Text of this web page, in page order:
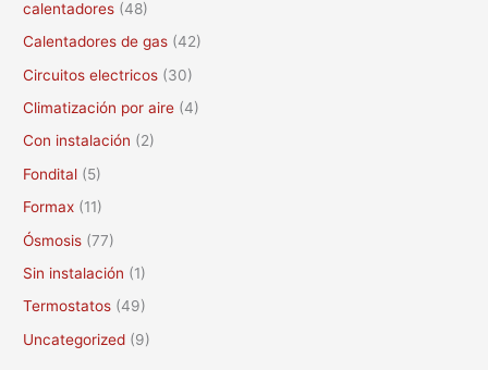
r
:
calentadores (48)
Calentadores de gas (42)
Circuitos electricos (30)
Climatización por aire (4)
Con instalación (2)
Fondital (5)
Formax (11)
Ósmosis (77)
Sin instalación (1)
Termostatos (49)
Uncategorized (9)